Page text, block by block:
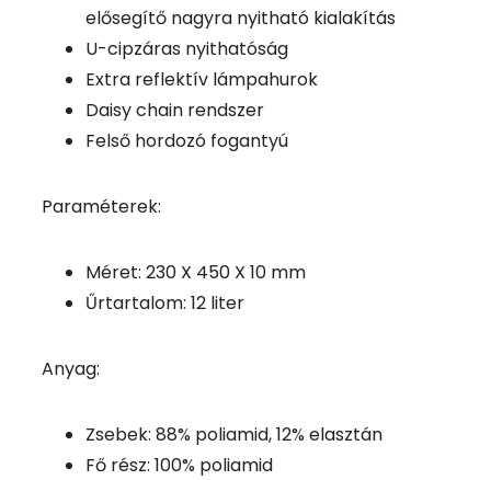
elősegítő nagyra nyitható kialakítás
U-cipzáras nyithatóság
Extra reflektív lámpahurok
Daisy chain rendszer
Felső hordozó fogantyú
Paraméterek:
Méret: 230 X 450 X 10 mm
Űrtartalom: 12 liter
Anyag:
Zsebek: 88% poliamid, 12% elasztán
Fő rész: 100% poliamid